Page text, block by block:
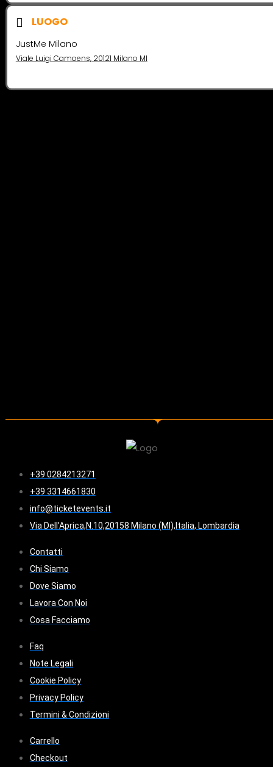
LUOGO
JustMe Milano
Viale Luigi Camoens, 20121 Milano MI
+39 0284213271
+39 3314661830
info@ticketevents.it
Via Dell’Aprica,N.10,20158 Milano (MI),Italia, Lombardia
Contatti
Chi Siamo
Dove Siamo
Lavora Con Noi
Cosa Facciamo
Faq
Note Legali
Cookie Policy
Privacy Policy
Termini & Condizioni
Carrello
Checkout